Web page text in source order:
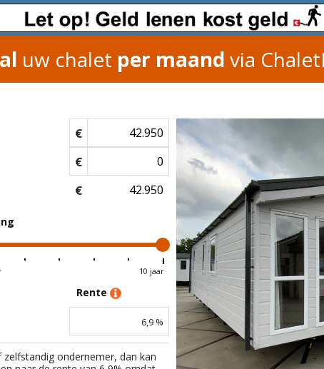
uw chalet per maand via
€
€
€
10 jaar
Rente
6,9 %
ondernemer, dan kan